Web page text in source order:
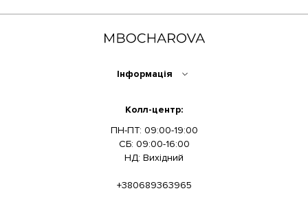
Інформація
Колл-центр:
ПН-ПТ: 09:00-19:00
СБ: 09:00-16:00
НД: Вихідний
+380689363965